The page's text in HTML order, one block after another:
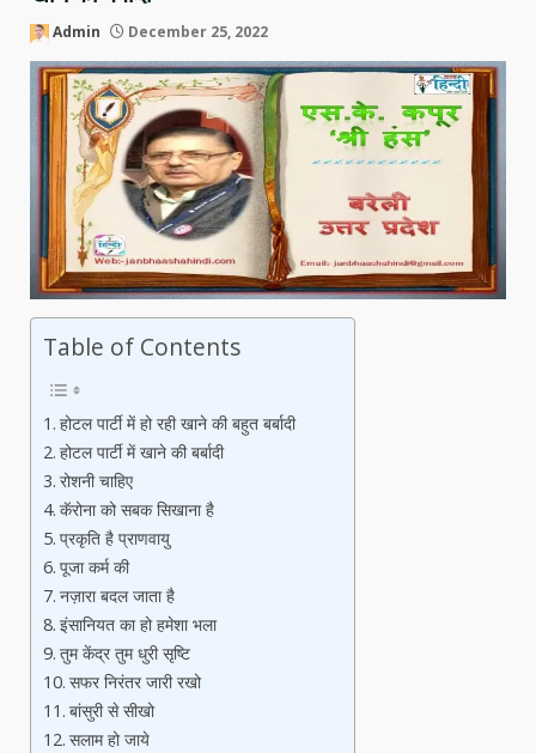
Admin December 25, 2022
Table of Contents
होटल पार्टी में हो रही खाने की बहुत बर्बादी
होटल पार्टी में खाने की बर्बादी
रोशनी चाहिए
कॅरोना को सबक सिखाना है
प्रकृति है प्राणवायु
पूजा कर्म की
नज़ारा बदल जाता है
इंसानियत का हो हमेशा भला
तुम केंद्र तुम धुरी सृष्टि
सफर निरंतर जारी रखो
बांसुरी से सीखो
सलाम हो जाये